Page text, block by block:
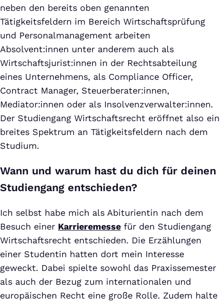
neben den bereits oben genannten
Tätigkeitsfeldern im Bereich Wirtschaftsprüfung
und Personalmanagement arbeiten
Absolvent:innen unter anderem auch als
Wirtschaftsjurist:innen in der Rechtsabteilung
eines Unternehmens, als Compliance Officer,
Contract Manager, Steuerberater:innen,
Mediator:innen oder als Insolvenzverwalter:innen.
Der Studiengang Wirtschaftsrecht eröffnet also ein
breites Spektrum an Tätigkeitsfeldern nach dem
Studium.
Wann und warum hast du dich für deinen
Studiengang entschieden?
Ich selbst habe mich als Abiturientin nach dem
Besuch einer Karrieremesse für den Studiengang
Wirtschaftsrecht entschieden. Die Erzählungen
einer Studentin hatten dort mein Interesse
geweckt. Dabei spielte sowohl das Praxissemester
als auch der Bezug zum internationalen und
europäischen Recht eine große Rolle. Zudem halte